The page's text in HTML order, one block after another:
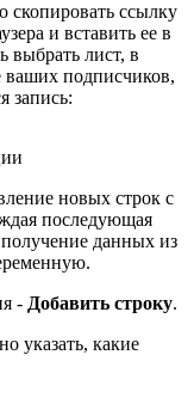
скопировать ссылку
и вставить ее в
выбрать лист, в
ваших подписчиков,
запись:
новых строк с
последующая
данных из
- Добавить строку.
указать, какие